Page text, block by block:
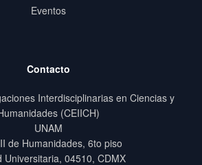
Eventos
Contacto
Interdisciplinarias en Ciencias y
(CEIICH)
UNAM
de Humanidades, 6to piso
Universitaria, 04510, CDMX